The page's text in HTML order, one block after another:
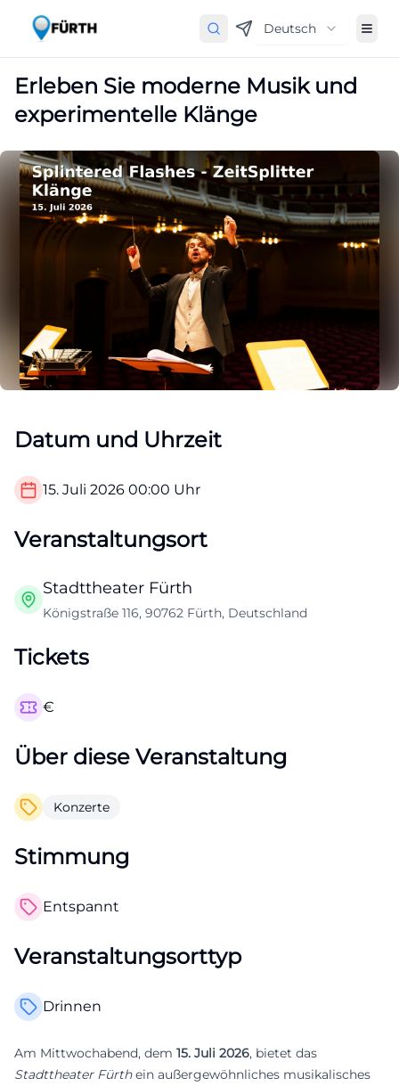
Deutsch
Erleben Sie moderne Musik und
experimentelle Klänge
Datum und Uhrzeit
15. Juli 2026 00:00 Uhr
Veranstaltungsort
Stadttheater Fürth
Königstraße 116, 90762 Fürth, Deutschland
Tickets
€
Über diese Veranstaltung
Konzerte
Stimmung
Entspannt
Veranstaltungsorttyp
Drinnen
Am Mittwochabend, dem 15. Juli 2026, bietet das
Stadttheater Fürthein außergewöhnliches musikalisches